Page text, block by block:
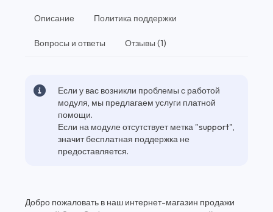
Описание Политика поддержки
Вопросы и ответы Отзывы (1)
Если у вас возникли проблемы с работой
модуля, мы предлагаем услуги платной
помощи.
Если на модуле отсутствует метка "support",
значит бесплатная поддержка не
предоставляется.
Добро пожаловать в наш интернет-магазин продажи